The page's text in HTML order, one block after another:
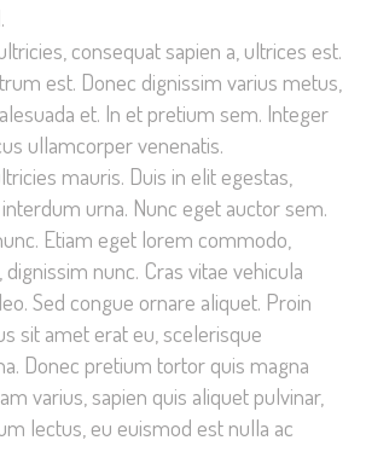
consequat sapien a, ultrices est.
est. Donec dignissim varius metus,
et. In et pretium sem. Integer
ullamcorper venenatis.
mauris. Duis in elit egestas,
urna. Nunc eget auctor sem.
Etiam eget lorem commodo,
nunc. Cras vitae vehicula
Sed congue ornare aliquet. Proin
sit amet erat eu, scelerisque
Donec pretium tortor quis magna
varius, sapien quis aliquet pulvinar,
lectus, eu euismod est nulla ac